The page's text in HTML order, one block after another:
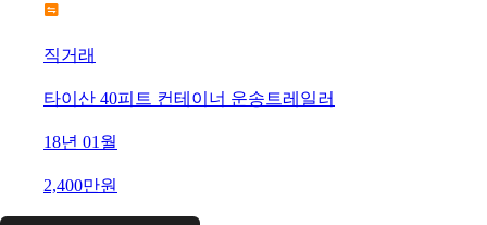
직거래
타이산 40피트 컨테이너 운송트레일러
18년 01월
2,400만원